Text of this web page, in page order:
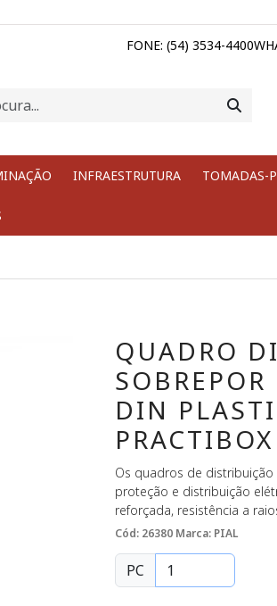
FONE: (54) 3534-4400
INFRAESTRUTURA TOMADAS-
QUADRO
DIN
PRACTIBOX
Os quadros de
proteção e distribuição
reforçada, resistência a
Cód: 26380 Marca: PIAL
PC